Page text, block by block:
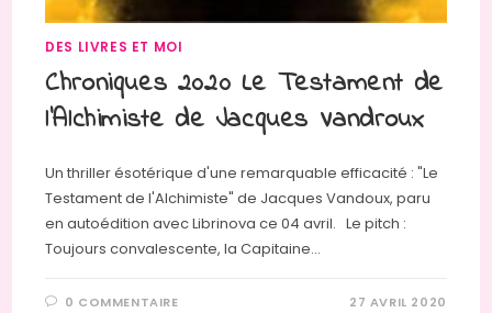
DES LIVRES ET MOI
Chroniques 2020 Le Testament de
l’Alchimiste de Jacques Vandroux
Un thriller ésotérique d'une remarquable efficacité : "Le
Testament de l'Alchimiste" de Jacques Vandoux, paru
en autoédition avec Librinova ce 04 avril. Le pitch :
Toujours convalescente, la Capitaine…
0 COMMENTAIRE 27 AVRIL 2020